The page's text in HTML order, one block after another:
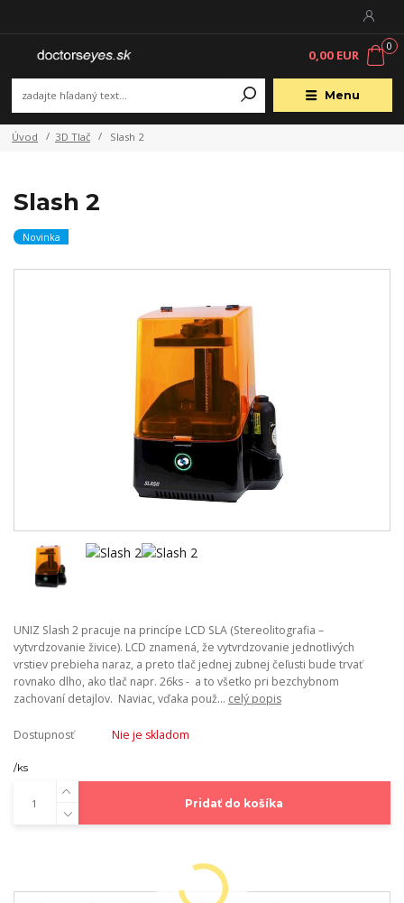
Menu
0
0,00 EUR
Úvod 3D Tlač Slash 2
Slash 2
Novinka
UNIZ Slash 2 pracuje na princípe LCD SLA (Stereolitografia –
vytvrdzovanie živice). LCD znamená, že vytvrdzovanie jednotlivých
vrstiev prebieha naraz, a preto tlač jednej zubnej čeľusti bude trvať
rovnako dlho, ako tlač napr. 26ks - a to všetko pri bezchybnom
zachovaní detajlov. Naviac, vďaka použ... celý popis
Dostupnosť Nie je skladom
/ks
Pridať do košíka